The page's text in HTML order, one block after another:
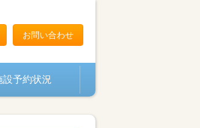
お問い合わせ
設予約状況